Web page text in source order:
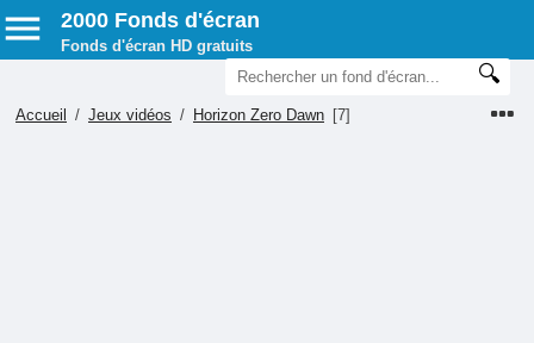
2000 Fonds d'écran
Fonds d'écran HD gratuits
Accueil / Jeux vidéos / Horizon Zero Dawn [7]